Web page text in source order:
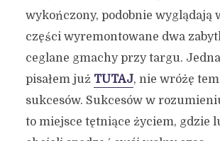
wykończony, podobnie wyglądają
części wyremontowane dwa
ceglane gmachy przy targu.
pisałem już TUTAJ, nie wróżę
sukcesów. Sukcesów w
to miejsce tętniące życiem, gdzie